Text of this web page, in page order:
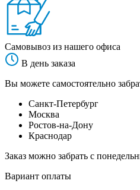
Самовывоз из нашего офиса
В день заказа
Вы можете самостоятельно
Санкт-Петербург
Москва
Ростов-на-Дону
Краснодар
Заказ можно забрать с
Вариант оплаты